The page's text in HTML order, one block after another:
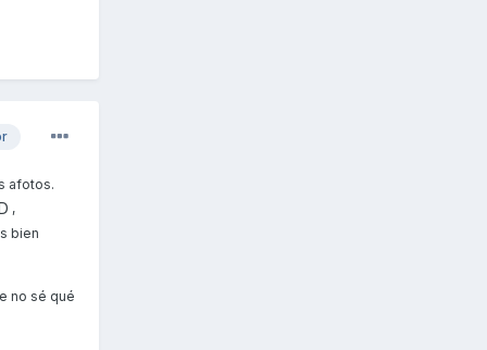
afotos.
,
bien
no sé qué